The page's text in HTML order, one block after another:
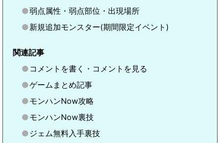
弱点属性・弱点部位・出現場所
新規追加モンスター(期間限定イベント)
関連記事
コメントを書く・コメントを見る
ゲームまとめ記事
モンハンNow攻略
モンハンNow裏技
ジェム無料入手裏技